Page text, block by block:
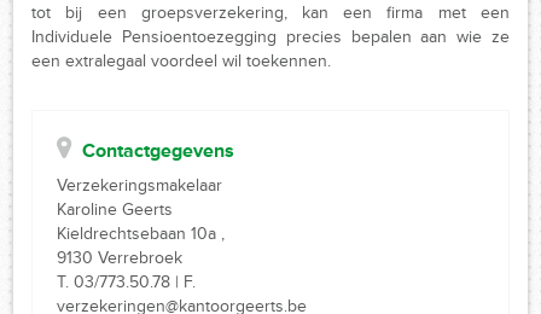
tot bij een groepsverzekering, kan een firma met een
Individuele Pensioentoezegging precies bepalen aan wie ze
een extralegaal voordeel wil toekennen.
Contactgegevens
Verzekeringsmakelaar
Karoline Geerts
Kieldrechtsebaan 10a ,
9130 Verrebroek
T. 03/773.50.78 | F.
verzekeringen@kantoorgeerts.be